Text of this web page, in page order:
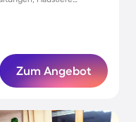
Zum Angebot